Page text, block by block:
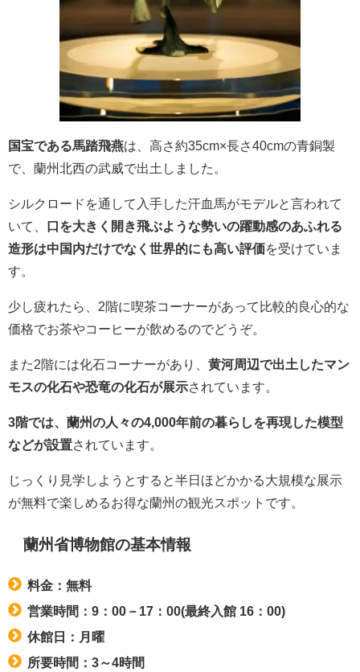
国宝である馬踏飛燕は、高さ約35cm×長さ40cmの青銅製
で、蘭州北西の武威で出土しました。
シルクロードを通して入手した汗血馬がモデルと言われて
いて、
口を大きく開き飛ぶような勢いの躍動感のあふれる
造形は中国内だけでなく世界的にも高い評価を受けていま
す。
少し疲れたら、2階に喫茶コーナーがあって比較的良心的な
価格でお茶やコーヒーが飲めるのでどうぞ。
また2階には化石コーナーがあり、 黄河周辺で出土したマン
モスの化石や恐竜の化石が展示されています。
3階では、蘭州の人々の4,000年前の暮らしを再現した模型
などが設置されています。
じっくり見学しようとすると半日ほどかかる大規模な展示
が無料で楽しめるお得な蘭州の観光スポットです。
蘭州省博物館の基本情報
料金：無料
営業時間：9：00－17：00(最終入館 16：00)
休館日：月曜
所要時間：3～4時間